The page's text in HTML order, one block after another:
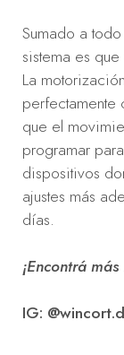
Sumado a
sistema es
La
perfectamente
que el
programar
dispositivos
ajustes más
días.
¡Encontrá
IG: